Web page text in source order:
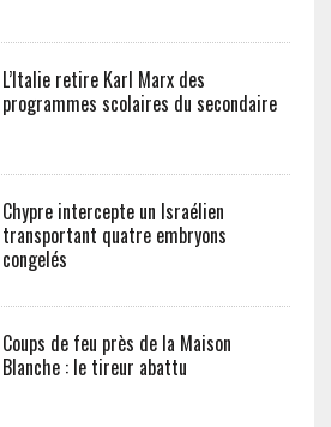
L’Italie retire Karl Marx des
programmes scolaires du secondaire
Chypre intercepte un Israélien
transportant quatre embryons
congelés
Coups de feu près de la Maison
Blanche : le tireur abattu